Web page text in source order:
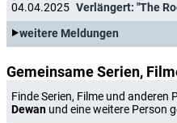
04.04.2025
weitere Meldungen
Gemeinsame Serien,
Finde Serien, Filme und anderen
Dewan und eine weitere Person